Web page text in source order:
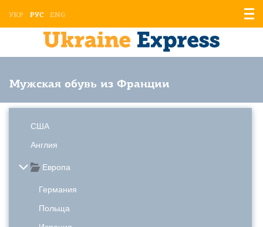
УКР РУС ENG
Мужская обувь из Франции
США
Англия
Европа
Германия
Польща